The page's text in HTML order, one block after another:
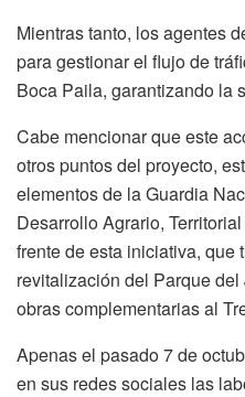
Mientras tanto, los agentes
para gestionar el flujo de
Boca Paila, garantizando la
Cabe mencionar que este
otros puntos del proyecto,
elementos de la Guardia
Desarrollo Agrario,
frente de esta iniciativa, que
revitalización del Parque
obras complementarias al
Apenas el pasado 7 de
en sus redes sociales las